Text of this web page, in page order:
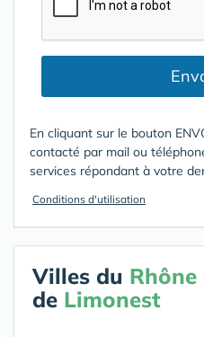
En cliquant sur le bouton
contacté par mail ou
services répondant à votre
Conditions d'utilisation
Villes du Rhône
de Limonest